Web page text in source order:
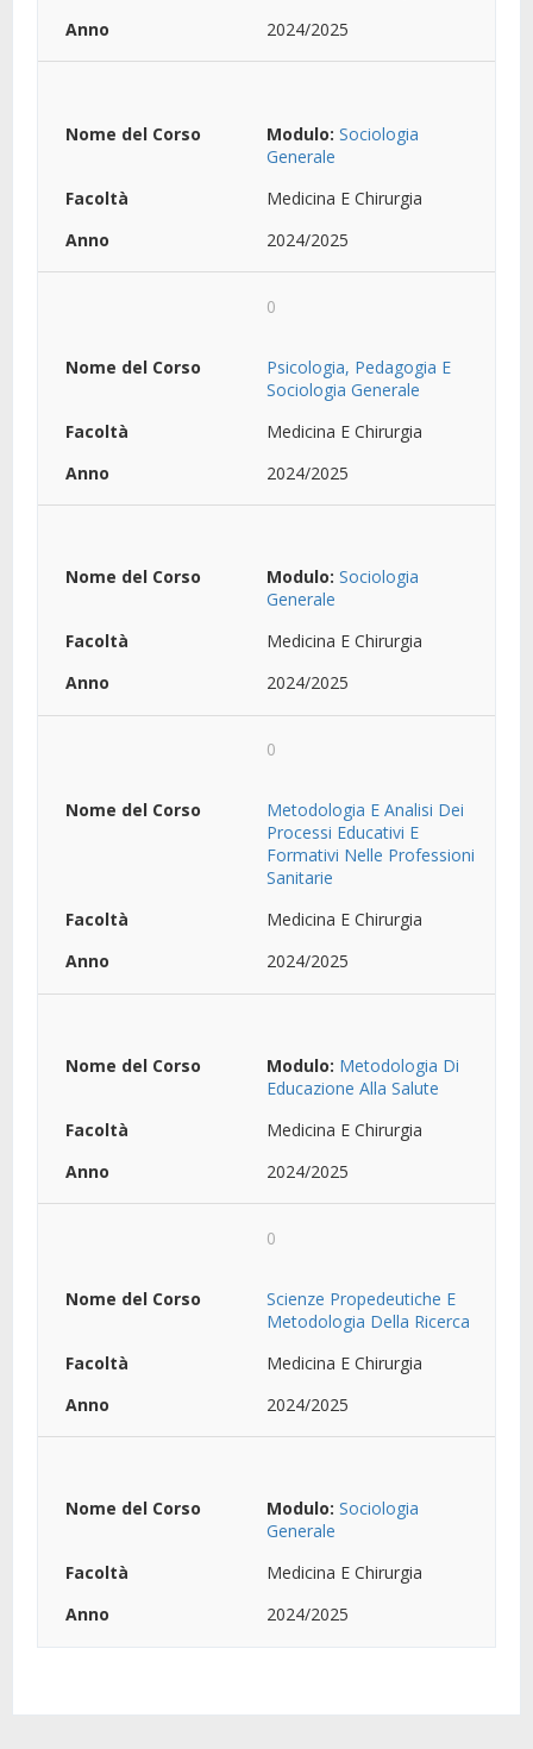
2024/2025
Modulo: Sociologia
Generale
Medicina E Chirurgia
2024/2025
0
Psicologia, Pedagogia E
Sociologia Generale
Medicina E Chirurgia
2024/2025
Modulo: Sociologia
Generale
Medicina E Chirurgia
2024/2025
0
Metodologia E Analisi Dei
Processi Educativi E
Formativi Nelle Professioni
Sanitarie
Medicina E Chirurgia
2024/2025
Modulo: Metodologia Di
Educazione Alla Salute
Medicina E Chirurgia
2024/2025
0
Scienze Propedeutiche E
Metodologia Della Ricerca
Medicina E Chirurgia
2024/2025
Modulo: Sociologia
Generale
Medicina E Chirurgia
2024/2025